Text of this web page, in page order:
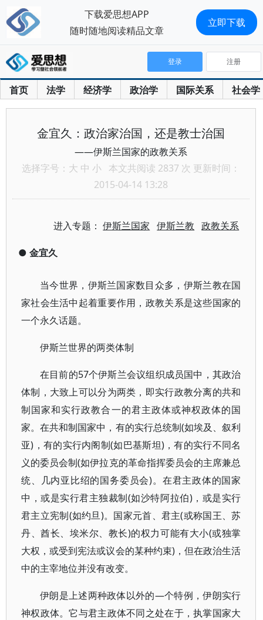
首页 法学 经济学 政治学 国际关系 社会学
登录 注册
金宜久：政治家治国，还是教士治国
——伊斯兰国家的政教关系
选择字号： 大 中 小 本文共阅读 2837 次 更新时间：
2015-04-14 13:28
进入专题：伊斯兰国家 伊斯兰教 政教关系
● 金宜久
当今世界，伊斯兰国家数目众多，伊斯兰教在国
家社会生活中起着重要作用，政教关系是这些国家的
一个永久话题。
伊斯兰世界的两类体制
在目前的57个伊斯兰会议组织成员国中，其政治
体制，大致上可以分为两类，即实行政教分离的共和
制国家和实行政教合一的君主政体或神权政体的国
家。在共和制国家中，有的实行总统制(如埃及、叙利
亚)，有的实行内阁制(如巴基斯坦)，有的实行不同名
义的委员会制(如伊拉克的革命指挥委员会的主席兼总
统、几内亚比绍的国务委员会)。在君主政体的国家
中，或是实行君主独裁制(如沙特阿拉伯)，或是实行
君主立宪制(如约旦)。国家元首、君主(或称国王、苏
丹、酋长、埃米尔、教长)的权力可能有大小(或独掌
大权，或受到宪法或议会的某种约束)，但在政治生活
中的主宰地位并没有改变。
伊朗是上述两种政体以外的—个特例，伊朗实行
神权政体。它与君主政体不同之处在于，执掌国家大
下载爱思想APP
随时随地阅读精品文章
立即下载